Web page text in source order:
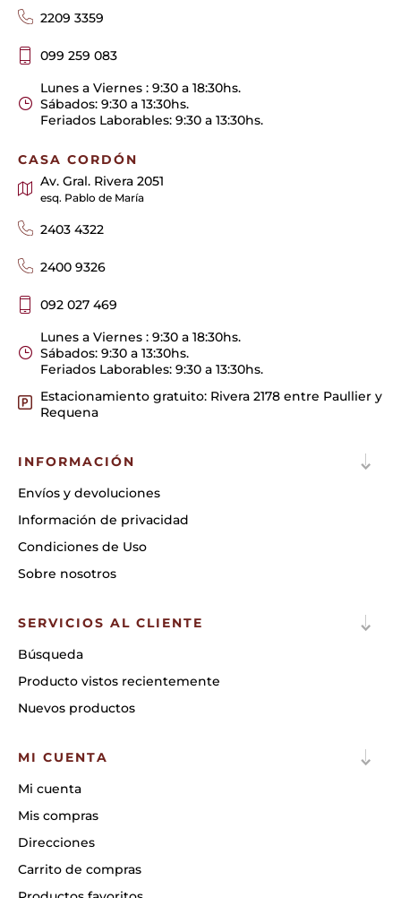
2209 3359
099 259 083
Lunes a Viernes : 9:30 a 18:30hs.
Sábados: 9:30 a 13:30hs.
Feriados Laborables: 9:30 a 13:30hs.
CASA CORDÓN
Av. Gral. Rivera 2051
esq. Pablo de María
2403 4322
2400 9326
092 027 469
Lunes a Viernes : 9:30 a 18:30hs.
Sábados: 9:30 a 13:30hs.
Feriados Laborables: 9:30 a 13:30hs.
Estacionamiento gratuito: Rivera 2178 entre Paullier y
Requena
INFORMACIÓN
Envíos y devoluciones
Información de privacidad
Condiciones de Uso
Sobre nosotros
SERVICIOS AL CLIENTE
Búsqueda
Producto vistos recientemente
Nuevos productos
MI CUENTA
Mi cuenta
Mis compras
Direcciones
Carrito de compras